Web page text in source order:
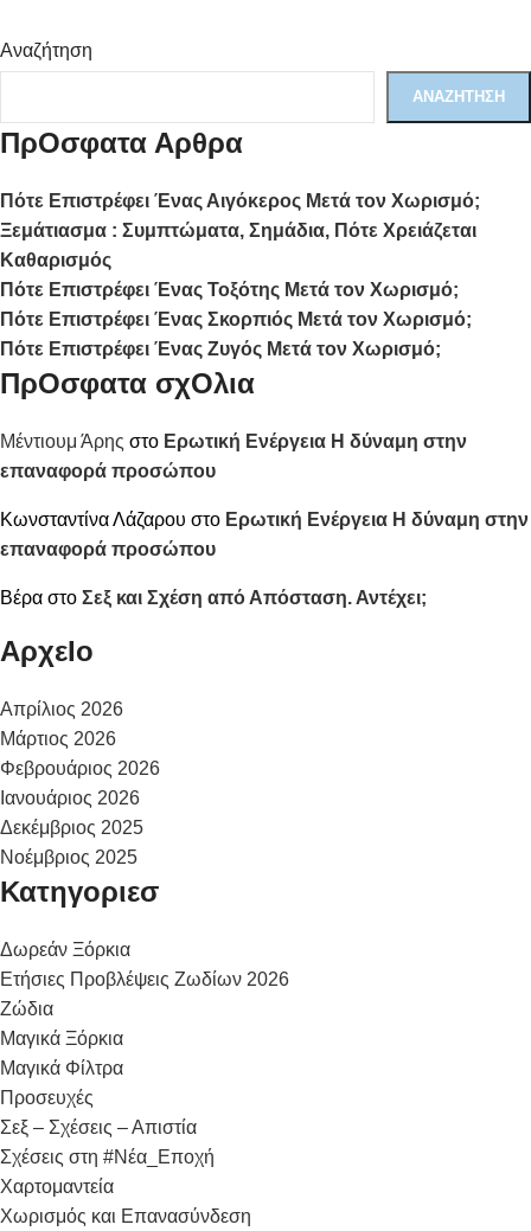
Αναζήτηση
ΑΝΑΖΉΤΗΣΗ
ΠρΟσφατα Αρθρα
Πότε Επιστρέφει Ένας Αιγόκερος Μετά τον Χωρισμό;
Ξεμάτιασμα : Συμπτώματα, Σημάδια, Πότε Χρειάζεται
Καθαρισμός
Πότε Επιστρέφει Ένας Τοξότης Μετά τον Χωρισμό;
Πότε Επιστρέφει Ένας Σκορπιός Μετά τον Χωρισμό;
Πότε Επιστρέφει Ένας Ζυγός Μετά τον Χωρισμό;
ΠρΟσφατα σχΟλια
Μέντιουμ Άρης στο Ερωτική Ενέργεια Η δύναμη στην
επαναφορά προσώπου
Κωνσταντίνα Λάζαρου στο Ερωτική Ενέργεια Η δύναμη στην
επαναφορά προσώπου
Βέρα στο Σεξ και Σχέση από Απόσταση. Αντέχει;
ΑρχεΙο
Απρίλιος 2026
Μάρτιος 2026
Φεβρουάριος 2026
Ιανουάριος 2026
Δεκέμβριος 2025
Νοέμβριος 2025
Κατηγοριεσ
Δωρεάν Ξόρκια
Ετήσιες Προβλέψεις Ζωδίων 2026
Ζώδια
Μαγικά Ξόρκια
Μαγικά Φίλτρα
Προσευχές
Σεξ – Σχέσεις – Απιστία
Σχέσεις στη #Νέα_Εποχή
Χαρτομαντεία
Χωρισμός και Επανασύνδεση